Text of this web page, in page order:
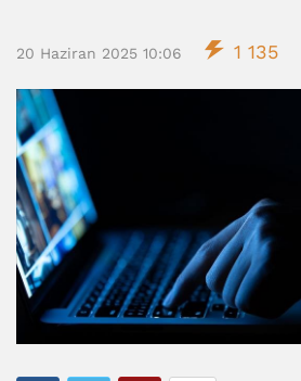
20 Haziran 2025 10:06 1 135